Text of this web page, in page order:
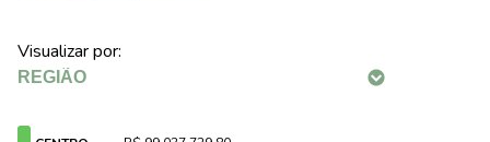
Visualizar por: